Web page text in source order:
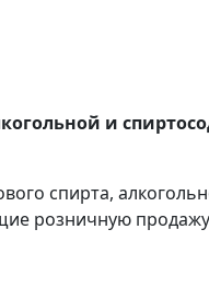
и
спирта,
розничную